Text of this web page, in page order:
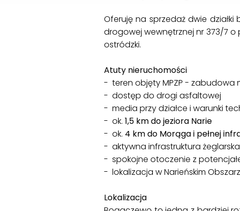
Oferuję na sprzedaż dwie
drogowej wewnętrznej nr 373/7 o
ostródzki.
Atuty nieruchomości
- teren objęty MPZP - zabudowa
- dostęp do drogi asfaltowej
- media przy działce i warunki
- ok. 1,5 km do jeziora Narie
- ok. 4 km do Morąga i pełnej
- aktywna infrastruktura
- spokojne otoczenie z
- lokalizacja w Narieńskim
Lokalizacja